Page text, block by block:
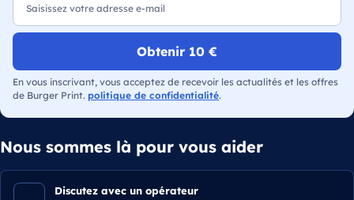
Obtenir 10 €
En vous inscrivant, vous acceptez de recevoir les actualités et les offres
de Burger Print. politique de confidentialité.
Nous sommes là pour vous aider
Discutez avec un opérateur